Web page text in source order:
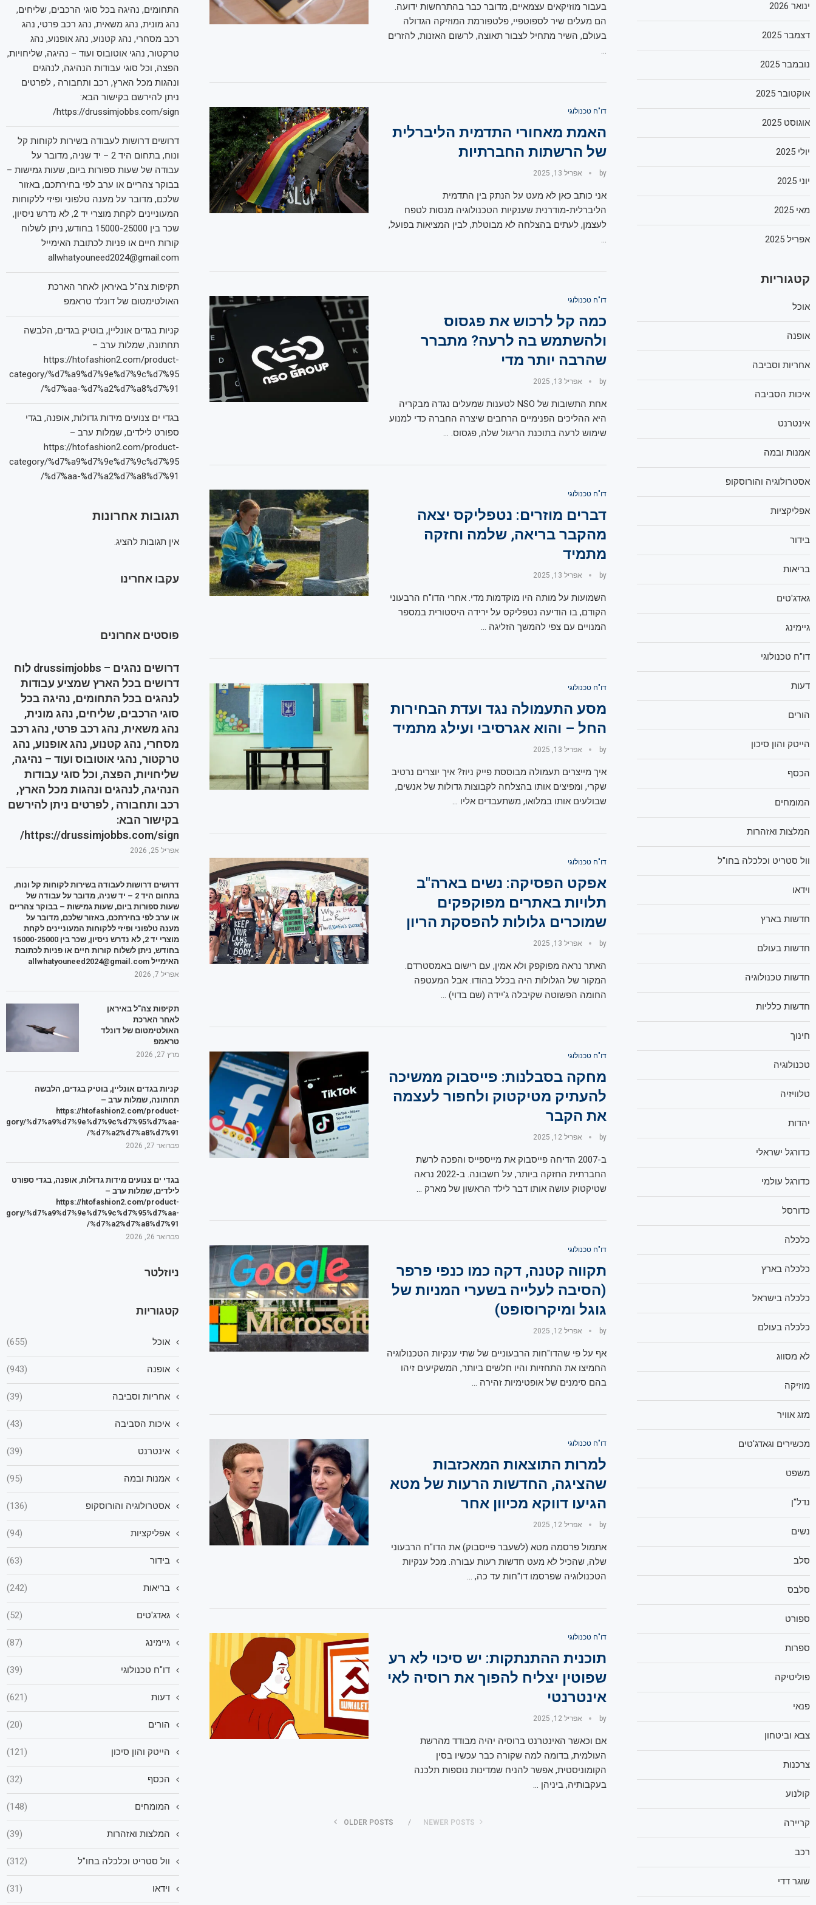
בעבור מוזיקאים עצמאיים, מדובר כבר בהתרחשות ידועה.
הם מעלים שיר לספוטפיי, פלטפורמת המוזיקה הגדולה
בעולם, השיר מתחיל לצבור תאוצה, לרשום האזנות, להזרים
…
דו"ח טכנולוגי
האמת מאחורי התדמית הליברלית
של הרשתות החברתיות
by אפריל 13, 2025
אני כותב כאן לא מעט על הנתק בין התדמית
הליברלית-מודרנית שענקיות הטכנולוגיה מנסות לטפח
לעצמן, לעתים בהצלחה לא מבוטלת, לבין המציאות בפועל,
…
דו"ח טכנולוגי
כמה קל לרכוש את פגסוס
ולהשתמש בה לרעה? מתברר
שהרבה יותר מדי
by אפריל 13, 2025
אחת התשובות של NSO לטענות שמעלים נגדה מבקריה
היא ההליכים הפנימיים הרחבים שיצרה החברה כדי למנוע
שימוש לרעה בתוכנת הריגול שלה, פגסוס. …
דו"ח טכנולוגי
דברים מוזרים: נטפליקס יצאה
מהקבר בריאה, שלמה וחזקה
מתמיד
by אפריל 13, 2025
השמועות על מותה היו מוקדמות מדי. אחרי הדו"ח הרבעוני
הקודם, בו הודיעה נטפליקס על ירידה היסטורית במספר
המנויים עם צפי להמשך הזליגה …
דו"ח טכנולוגי
מסע התעמולה נגד ועדת הבחירות
החל – והוא אגרסיבי ועילג מתמיד
by אפריל 13, 2025
איך מייצרים תעמולה מבוססת פייק ניוז? איך יוצרים נרטיב
שקרי, ומפיצים אותו בהצלחה לקבוצות גדולות של אנשים,
שבולעים אותו במלואו, משתעבדים אליו …
דו"ח טכנולוגי
אפקט הפסיקה: נשים בארה"ב
תלויות באתרים מפוקפקים
שמוכרים גלולות להפסקת הריון
by אפריל 13, 2025
האתר נראה מפוקפק ולא אמין, עם רישום באמסטרדם.
המקור של הגלולות היה בכלל בהודו. אבל המעטפה
החומה הפשוטה שקיבלה ג'יידה (שם בדוי) …
דו"ח טכנולוגי
מחקה בסבלנות: פייסבוק ממשיכה
להעתיק מטיקטוק ולחפור לעצמה
את הקבר
by אפריל 12, 2025
ב-2007 הדיחה פייסבוק את מייספייס והפכה לרשת
החברתית החזקה ביותר, על חשבונה. ב-2022 נראה
שטיקטוק עושה אותו דבר לילד הראשון של מארק …
דו"ח טכנולוגי
תקווה קטנה, דקה כמו כנפי פרפר
(הסיבה לעלייה בשערי המניות של
גוגל ומיקרוסופט)
by אפריל 12, 2025
אף על פי שהדו"חות הרבעוניים של שתי ענקיות הטכנולוגיה
החמיצו את התחזיות והיו חלשים ביותר, המשקיעים זיהו
בהם סימנים של אופטימיות זהירה …
דו"ח טכנולוגי
למרות התוצאות המאכזבות
שהציגה, החדשות הרעות של מטא
הגיעו דווקא מכיוון אחר
by אפריל 12, 2025
אתמול פרסמה מטא (לשעבר פייסבוק) את הדו"ח הרבעוני
שלה, שהכיל לא מעט חדשות רעות עבורה. מכל ענקיות
הטכנולוגיה שפרסמו דו"חות עד כה, …
דו"ח טכנולוגי
תוכנית ההתנתקות: יש סיכוי לא רע
שפוטין יצליח להפוך את רוסיה לאי
אינטרנטי
by אפריל 12, 2025
אם וכאשר האינטרנט ברוסיה יהיה מבודד מהרשת
העולמית, בדומה למה שקורה כבר עכשיו בסין
הקומוניסטית, אפשר להניח שמדינות נוספות תלכנה
בעקבותיה, ביניהן …
NEWER POSTS
OLDER POSTS
התחומים, נהיגה בכל סוגי הרכבים, שליחים,
נהג מונית, נהג משאית, נהג רכב פרטי, נהג
רכב מסחרי, נהג קטנוע, נהג אופנוע, נהג
טרקטור, נהגי אוטובוס ועוד – נהיגה, שליחויות,
הפצה, וכל סוגי עבודות הנהיגה, לנהגים
ונהגות מכל הארץ, רכב ותחבורה , לפרטים
ניתן להירשם בקישור הבא:
https://drussimjobbs.com/sign/
דרושים דרושות לעבודה בשירות לקוחות קל
ונוח, בתחום היד 2 – יד שניה, מדובר על
עבודה של שעות ספורות ביום, שעות גמישות –
בבוקר צהריים או ערב לפי בחירתכם, באזור
שלכם, מדובר על מענה טלפוני ופיזי ללקוחות
המעוניינים לקחת מוצרי יד 2, לא נדרש ניסיון,
שכר בין 15000-25000 בחודש, ניתן לשלוח
קורות חיים או פניות לכתובת האימייל
allwhatyouneed2024@gmail.com
תקיפות צה"ל באיראן לאחר הארכת
האולטימטום של דונלד טראמפ
קניות בגדים אונליין, בוטיק בגדים, הלבשה
תחתונה, שמלות ערב –
https://htofashion2.com/product-
category/%d7%a9%d7%9e%d7%9c%d7%95
%d7%aa-%d7%a2%d7%a8%d7%91/
בגדי ים צנועים מידות גדולות, אופנה, בגדי
ספורט לילדים, שמלות ערב –
https://htofashion2.com/product-
category/%d7%a9%d7%9e%d7%9c%d7%95
%d7%aa-%d7%a2%d7%a8%d7%91/
תגובות אחרונות
אין תגובות להציג.
עקבו אחרינו
פוסטים אחרונים
דרושים נהגים – drussimjobbs לוח
דרושים בכל הארץ שמציע עבודות
לנהגים בכל התחומים, נהיגה בכל
סוגי הרכבים, שליחים, נהג מונית,
נהג משאית, נהג רכב פרטי, נהג רכב
מסחרי, נהג קטנוע, נהג אופנוע, נהג
טרקטור, נהגי אוטובוס ועוד – נהיגה,
שליחויות, הפצה, וכל סוגי עבודות
הנהיגה, לנהגים ונהגות מכל הארץ,
רכב ותחבורה , לפרטים ניתן להירשם
בקישור הבא:
https://drussimjobbs.com/sign/
אפריל 25, 2026
דרושים דרושות לעבודה בשירות לקוחות קל ונוח,
בתחום היד 2 – יד שניה, מדובר על עבודה של
שעות ספורות ביום, שעות גמישות – בבוקר צהריים
או ערב לפי בחירתכם, באזור שלכם, מדובר על
מענה טלפוני ופיזי ללקוחות המעוניינים לקחת
מוצרי יד 2, לא נדרש ניסיון, שכר בין 15000-25000
בחודש, ניתן לשלוח קורות חיים או פניות לכתובת
האימייל allwhatyouneed2024@gmail.com
אפריל 7, 2026
תקיפות צה"ל באיראן
לאחר הארכת
האולטימטום של דונלד
טראמפ
מרץ 27, 2026
קניות בגדים אונליין, בוטיק בגדים, הלבשה
תחתונה, שמלות ערב –
https://htofashion2.com/product-
%d7%a9%d7%9e%d7%9c%d7%95%d7%aa-
%d7%a2%d7%a8%d7%91/
פברואר 27, 2026
בגדי ים צנועים מידות גדולות, אופנה, בגדי ספורט
לילדים, שמלות ערב –
https://htofashion2.com/product-
%d7%a9%d7%9e%d7%9c%d7%95%d7%aa-
%d7%a2%d7%a8%d7%91/
פברואר 26, 2026
ניוזלטר
קטגוריות
אוכל (655)
אופנה (943)
אחריות וסביבה (39)
איכות הסביבה (43)
אינטרנט (39)
אמנות ובמה (95)
אסטרולוגיה והורוסקופ (136)
אפליקציות (94)
בידור (63)
בריאות (242)
גאדג'טים (52)
גיימינג (87)
דו"ח טכנולוגי (39)
דעות (621)
הורים (20)
הייטק והון סיכון (121)
הכסף (32)
המומחים (148)
המלצות ואזהרות (39)
וול סטריט וכלכלה בחו"ל (312)
וידאו (31)
ינואר 2026
דצמבר 2025
נובמבר 2025
אוקטובר 2025
אוגוסט 2025
יולי 2025
יוני 2025
מאי 2025
אפריל 2025
קטגוריות
אוכל
אופנה
אחריות וסביבה
איכות הסביבה
אינטרנט
אמנות ובמה
אסטרולוגיה והורוסקופ
אפליקציות
בידור
בריאות
גאדג'טים
גיימינג
דו"ח טכנולוגי
דעות
הורים
הייטק והון סיכון
הכסף
המומחים
המלצות ואזהרות
וול סטריט וכלכלה בחו"ל
וידאו
חדשות בארץ
חדשות בעולם
חדשות טכנולוגיה
חדשות כלליות
חינוך
טכנולוגיה
טלוויזיה
יהדות
כדורגל ישראלי
כדורגל עולמי
כדורסל
כלכלה
כלכלה בארץ
כלכלה בישראל
כלכלה בעולם
לא מסווג
מוזיקה
מזג אוויר
מכשירים וגאדג'טים
משפט
נדל"ן
נשים
סלב
סלבס
ספורט
ספרות
פוליטיקה
פנאי
צבא וביטחון
צרכנות
קולנוע
קריירה
רכב
שוגר דדי